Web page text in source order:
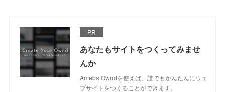
PR
あなたもサイトをつくってみませ
んか
Ameba Owndを使えば、誰でもかんたんにウェ
ブサイトをつくることができます。